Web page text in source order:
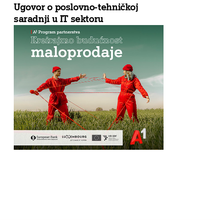
Ugovor o poslovno-tehničkoj
saradnji u IT sektoru